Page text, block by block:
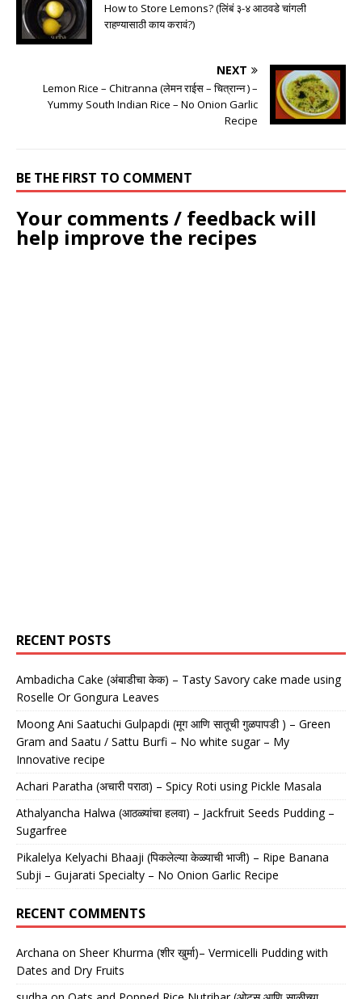
How to Store Lemons? (लिंबं ३-४ आठवडे चांगली
राहण्यासाठी काय करावं?)
NEXT
Lemon Rice – Chitranna (लेमन राईस – चित्रान्न ) –
Yummy South Indian Rice – No Onion Garlic
Recipe
BE THE FIRST TO COMMENT
Your comments / feedback will
help improve the recipes
RECENT POSTS
Ambadicha Cake (अंबाडीचा केक) – Tasty Savory cake made using
Roselle Or Gongura Leaves
Moong Ani Saatuchi Gulpapdi (मूग आणि सातूची गुळपापडी ) – Green
Gram and Saatu / Sattu Burfi – No white sugar – My
Innovative recipe
Achari Paratha (अचारी पराठा) – Spicy Roti using Pickle Masala
Athalyancha Halwa (आठळ्यांचा हलवा) – Jackfruit Seeds Pudding –
Sugarfree
Pikalelya Kelyachi Bhaaji (पिकलेल्या केळ्याची भाजी) – Ripe Banana
Subji – Gujarati Specialty – No Onion Garlic Recipe
RECENT COMMENTS
Archana on Sheer Khurma (शीर खुर्मा)– Vermicelli Pudding with
Dates and Dry Fruits